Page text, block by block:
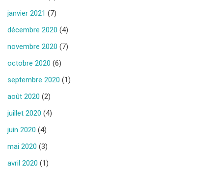
janvier 2021 (7)
décembre 2020 (4)
novembre 2020 (7)
octobre 2020 (6)
septembre 2020 (1)
août 2020 (2)
juillet 2020 (4)
juin 2020 (4)
mai 2020 (3)
avril 2020 (1)